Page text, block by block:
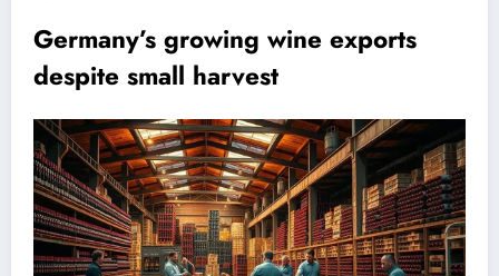
Germany’s growing wine exports
despite small harvest